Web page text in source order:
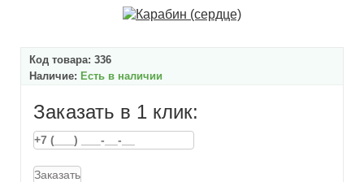
Код товара: 336
Наличие: Есть в наличии
Заказать в 1 клик:
Заказать